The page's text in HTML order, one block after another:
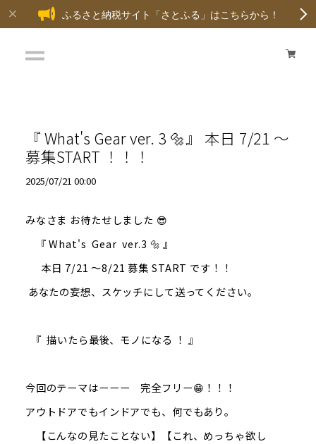
ふるさと納税サイト「さとふる」はこちらから！
『 What's Gear ver. 3 🔩』 本日 7/21 ～
募集START ！！！
2025/07/21 00:00
みなさま お待たせしました 😎
『 What's Gear ver.3 🔩 』
本日 7/21 ～8/21 募集 START です！！
あなたの妄想、スケッチにして送ってください。
『 描いたら最後、モノになる ！ 』
今回のテーマはーーー 完全フリー😁！！！
アウトドアでもインドアでも、何でもあり。
【こんなの見たことない】【これ、めっちゃ欲し